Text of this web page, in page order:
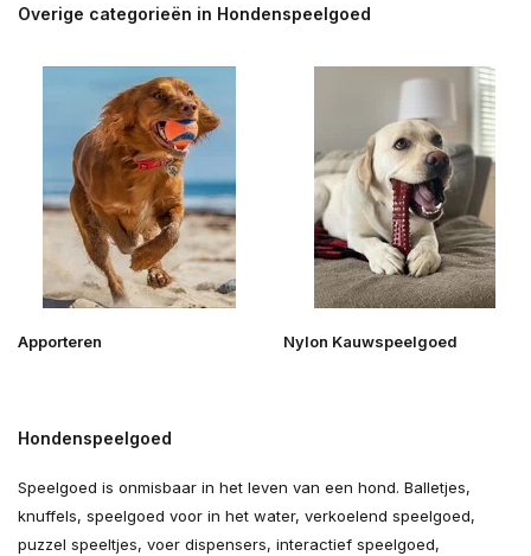
Overige categorieën in Hondenspeelgoed
Apporteren Nylon Kauwspeelgoed
Hondenspeelgoed
Speelgoed is onmisbaar in het leven van een hond. Balletjes,
knuffels, speelgoed voor in het water, verkoelend speelgoed,
puzzel speeltjes, voer dispensers, interactief speelgoed,